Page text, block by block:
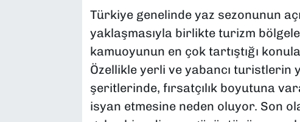
Türkiye genelinde yaz sezonunun
yaklaşmasıyla birlikte turizm
kamuoyunun en çok tartıştığı
Özellikle yerli ve yabancı turistlerin
şeritlerinde, fırsatçılık boyutuna
isyan etmesine neden oluyor. Son